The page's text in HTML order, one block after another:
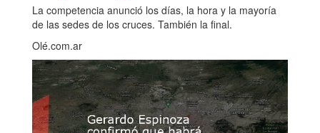
La competencia anunció los días, la hora y la mayoría
de las sedes de los cruces. También la final.
Olé.com.ar